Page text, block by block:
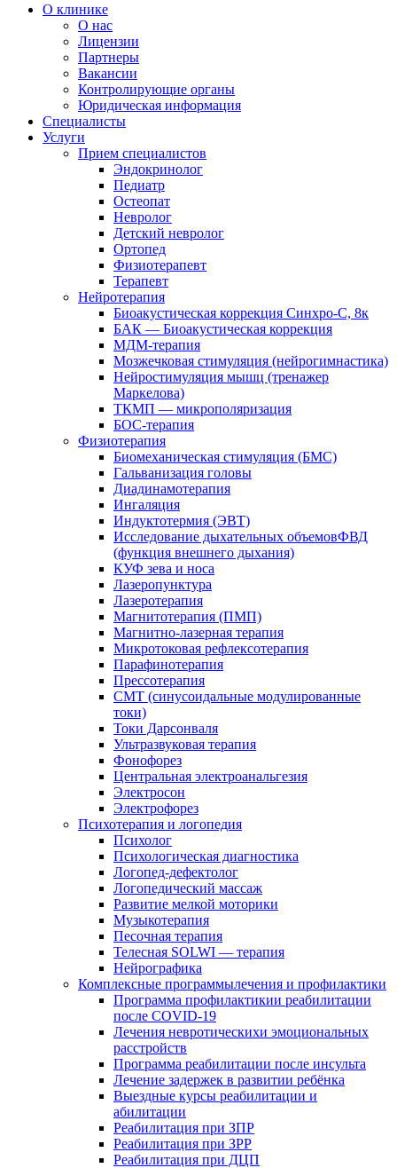
О клинике
О нас
Лицензии
Партнеры
Вакансии
Контролирующие органы
Юридическая информация
Специалисты
Услуги
Прием специалистов
Эндокринолог
Педиатр
Остеопат
Невролог
Детский невролог
Ортопед
Физиотерапевт
Терапевт
Нейротерапия
Биоакустическая коррекция Синхро-С, 8к
БАК — Биоакустическая коррекция
МДМ-терапия
Мозжечковая стимуляция (нейрогимнастика)
Нейростимуляция мышц (тренажер
Маркелова)
ТКМП — микрополяризация
БОС-терапия
Физиотерапия
Биомеханическая стимуляция (БМС)
Гальванизация головы
Диадинамотерапия
Ингаляция
Индуктотермия (ЭВТ)
Исследование дыхательных объемовФВД
(функция внешнего дыхания)
КУФ зева и носа
Лазеропунктура
Лазеротерапия
Магнитотерапия (ПМП)
Магнитно-лазерная терапия
Микротоковая рефлексотерапия
Парафинотерапия
Прессотерапия
СМТ (синусоидальные модулированные
токи)
Токи Дарсонваля
Ультразвуковая терапия
Фонофорез
Центральная электроанальгезия
Электросон
Электрофорез
Психотерапия и логопедия
Психолог
Психологическая диагностика
Логопед-дефектолог
Логопедический массаж
Развитие мелкой моторики
Музыкотерапия
Песочная терапия
Телесная SOLWI — терапия
Нейрографика
Комплексные программылечения и профилактики
Программа профилактикии реабилитации
после COVID-19
Лечения невротическихи эмоциональных
расстройств
Программа реабилитации после инсульта
Лечение задержек в развитии ребёнка
Выездные курсы реабилитации и
абилитации
Реабилитация при ЗПР
Реабилитация при ЗРР
Реабилитация при ДЦП